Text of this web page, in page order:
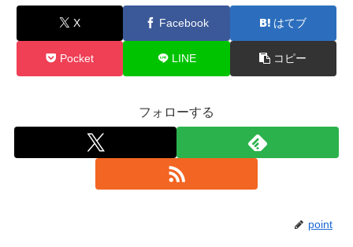
X Facebook はてブ
Pocket LINE コピー
フォローする
point